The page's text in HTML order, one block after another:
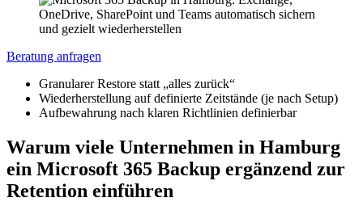
Beratung anfragen
Granularer Restore statt „alles zurück“
Wiederherstellung auf definierte Zeitstände (je nach Setup)
Aufbewahrung nach klaren Richtlinien definierbar
Warum viele Unternehmen in Hamburg
ein Microsoft 365 Backup ergänzend zur
Retention einführen